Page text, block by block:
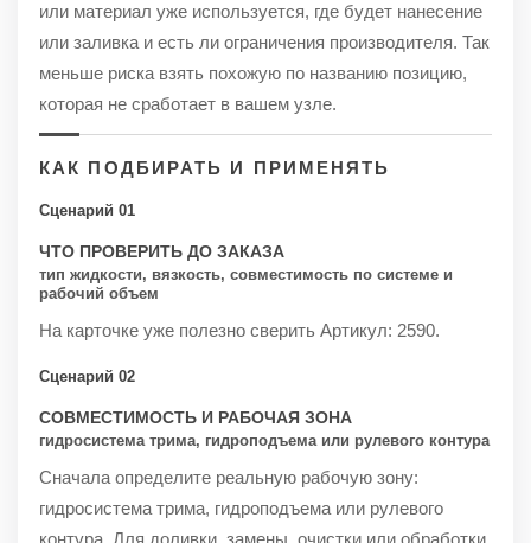
или материал уже используется, где будет нанесение
или заливка и есть ли ограничения производителя. Так
меньше риска взять похожую по названию позицию,
которая не сработает в вашем узле.
КАК ПОДБИРАТЬ И ПРИМЕНЯТЬ
Сценарий 01
ЧТО ПРОВЕРИТЬ ДО ЗАКАЗА
тип жидкости, вязкость, совместимость по системе и
рабочий объем
На карточке уже полезно сверить Артикул: 2590.
Сценарий 02
СОВМЕСТИМОСТЬ И РАБОЧАЯ ЗОНА
гидросистема трима, гидроподъема или рулевого контура
Сначала определите реальную рабочую зону:
гидросистема трима, гидроподъема или рулевого